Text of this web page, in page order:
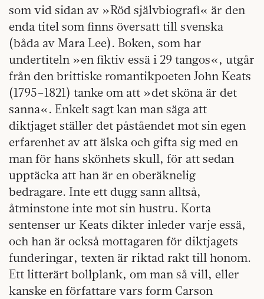
som vid sidan av »Röd självbiografi« är den
enda titel som finns översatt till svenska
(båda av Mara Lee). Boken, som har
undertiteln »en fiktiv essä i 29 tangos«, utgår
från den brittiske romantikpoeten John Keats
(1795–1821) tanke om att »det sköna är det
sanna«. Enkelt sagt kan man säga att
diktjaget ställer det påståendet mot sin egen
erfarenhet av att älska och gifta sig med en
man för hans skönhets skull, för att sedan
upptäcka att han är en oberäknelig
bedragare. Inte ett dugg sann alltså,
åtminstone inte mot sin hustru. Korta
sentenser ur Keats dikter inleder varje essä,
och han är också mottagaren för diktjagets
funderingar, texten är riktad rakt till honom.
Ett litterärt bollplank, om man så vill, eller
kanske en författare vars form Carson